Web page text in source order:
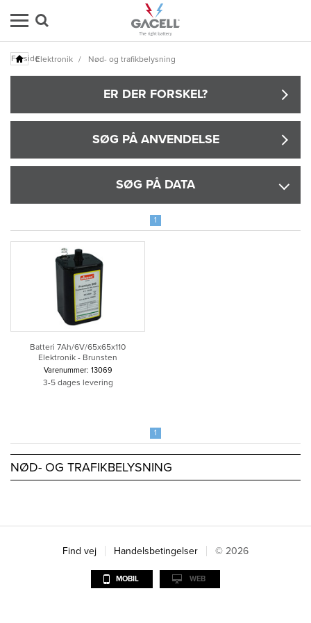
ForsideElektronik / Nød- og trafikbelysning
ER DER FORSKEL?
SØG PÅ ANVENDELSE
SØG PÅ DATA
1
Batteri 7Ah/6V/65x65x110
Elektronik - Brunsten
Varenummer: 13069
3-5 dages levering
1
NØD- OG TRAFIKBELYSNING
Find vej Handelsbetingelser © 2026
MOBIL WEB